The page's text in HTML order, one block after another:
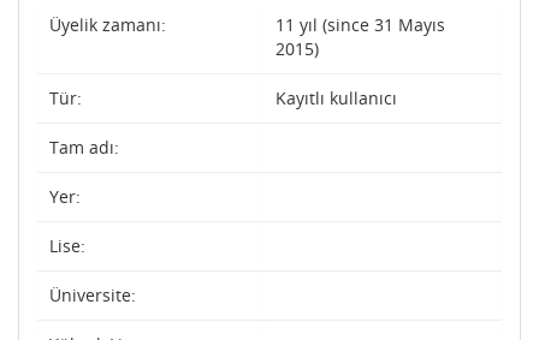
Üyelik zamanı:
11 yıl (since 31 Mayıs
2015)
Tür: Kayıtlı kullanıcı
Tam adı:
Yer:
Lise:
Üniversite: